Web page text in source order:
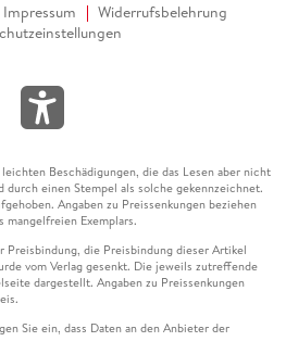
Impressum
Widerrufsbelehrung
Beschädigungen, die das Lesen aber nicht
durch einen Stempel als solche gekennzeichnet.
Angaben zu Preissenkungen beziehen
mangelfreien Exemplars.
die Preisbindung dieser Artikel
vom Verlag gesenkt. Die jeweils zutreffende
dargestellt. Angaben zu Preissenkungen
Sie ein, dass Daten an den Anbieter der